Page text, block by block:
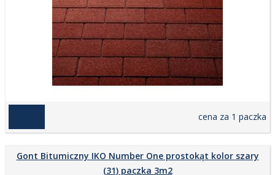
cena za 1 paczka
Gont Bitumiczny IKO Number One prostokąt kolor szary
(31) paczka 3m2